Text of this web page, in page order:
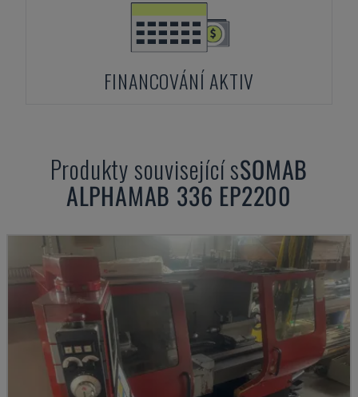
FINANCOVÁNÍ AKTIV
Produkty související sSOMAB
ALPHAMAB 336 EP2200